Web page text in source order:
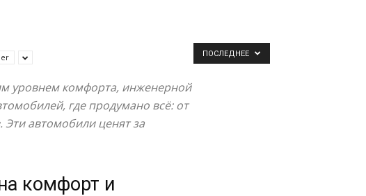
уровнем комфорта, инженерной
где продумано всё: от
Эти автомобили ценят за
комфорт и
ПОСЛЕДНЕЕ